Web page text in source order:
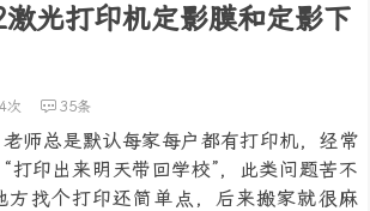
光打印机定影膜和定影下
次 35条
师总是默认每家每户都有打印机，经常
打印出来明天带回学校”，此类问题苦不
方找个打印还简单点，后来搬家就很麻